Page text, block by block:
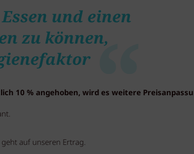
und einen
zu können,
10 % angehoben, wird es weitere
auf unseren Ertrag.